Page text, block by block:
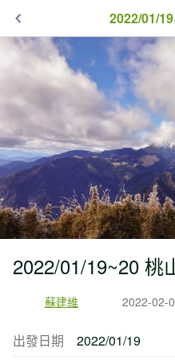
2022/01/
2022/01/19~20 桃
蘇建維 2022-02-
出發日期
2022/01/19